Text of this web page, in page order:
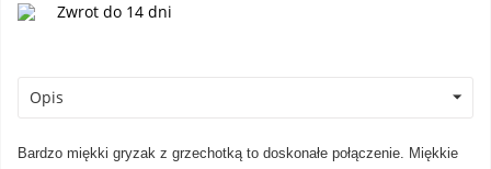
Zwrot do 14 dni
Opis
Bardzo miękki gryzak z grzechotką to doskonałe połączenie. Miękkie